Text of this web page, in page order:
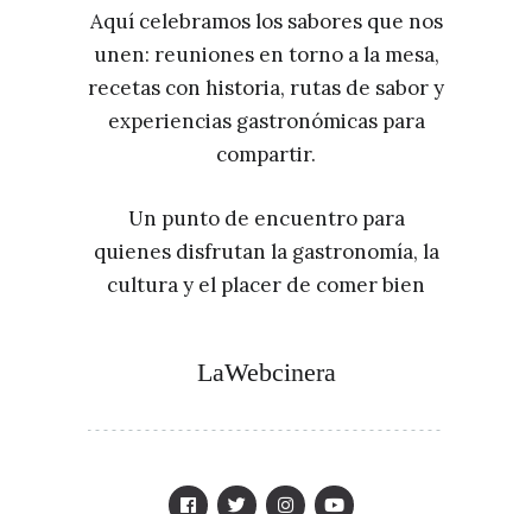
Aquí celebramos los sabores que nos
unen: reuniones en torno a la mesa,
recetas con historia, rutas de sabor y
experiencias gastronómicas para
compartir.
Un punto de encuentro para
quienes disfrutan la gastronomía, la
cultura y el placer de comer bien
LaWebcinera